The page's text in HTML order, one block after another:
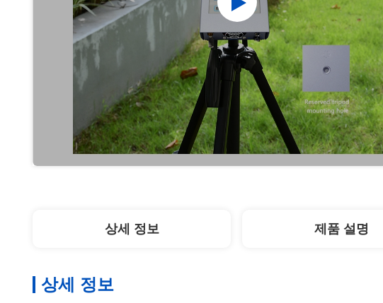
상세 정보 제품 설명
상세 정보